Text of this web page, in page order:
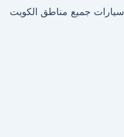
جميع مناطق الكويت